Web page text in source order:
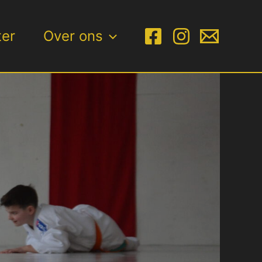
Over ons